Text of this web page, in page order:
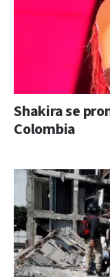
Shakira se
Colombia